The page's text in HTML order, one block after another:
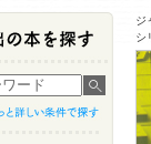
ジ
シ